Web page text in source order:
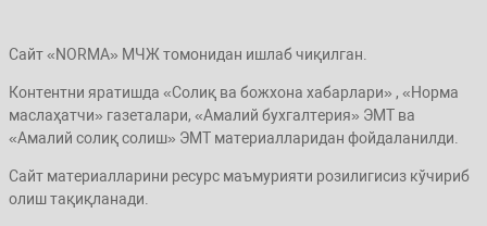
Сайт «NORMA» МЧЖ томонидан ишлаб чиқилган.
Контентни яратишда «Солиқ ва божхона хабарлари» , «Норма
маслаҳатчи» газеталари, «Амалий бухгалтерия» ЭМТ ва
«Амалий солиқ солиш» ЭМТ материалларидан фойдаланилди.
Сайт материалларини ресурс маъмурияти розилигисиз кўчириб
олиш тақиқланади.